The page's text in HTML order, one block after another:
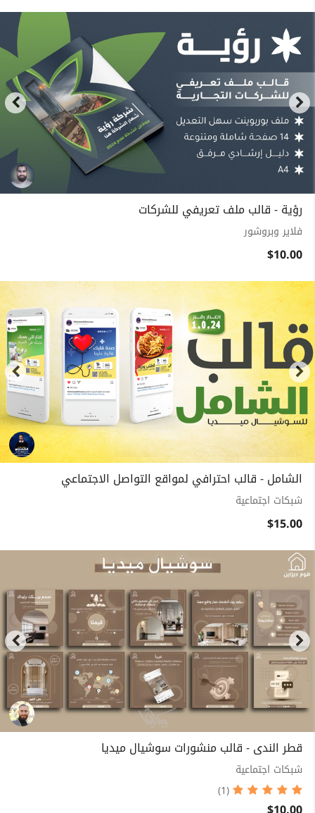
رؤية - قالب ملف تعريفي للشركات
فلاير وبروشور
$10.00
الشامل - قالب احترافي لمواقع التواصل الاجتماعي
شبكات اجتماعية
$15.00
قطر الندى - قالب منشورات سوشيال ميديا
شبكات اجتماعية
(1)